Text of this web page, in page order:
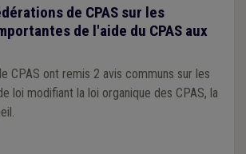
de CPAS sur les
de l'aide du CPAS aux
CPAS ont remis 2 avis communs sur les
loi modifiant la loi organique des CPAS, la